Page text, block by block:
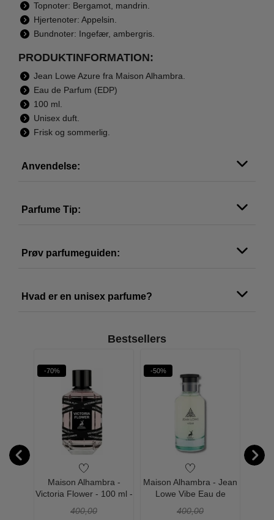
Topnoter: Bergamot, mandrin.
Hjertenoter: Appelsin.
Bundnoter: Ingefær, ambergris.
PRODUKTINFORMATION:
Jean Lowe Azure fra Maison Alhambra.
Eau de Parfum (EDP)
100 ml.
Unisex duft.
Frisk og sommerlig.
Anvendelse:
Parfume Tip:
Prøv parfumeguiden:
Hvad er en unisex parfume?
Bestsellers
-70%
Maison Alhambra -
Victoria Flower - 100 ml -
400,00
-50%
Maison Alhambra - Jean
Lowe Vibe Eau de
400,00